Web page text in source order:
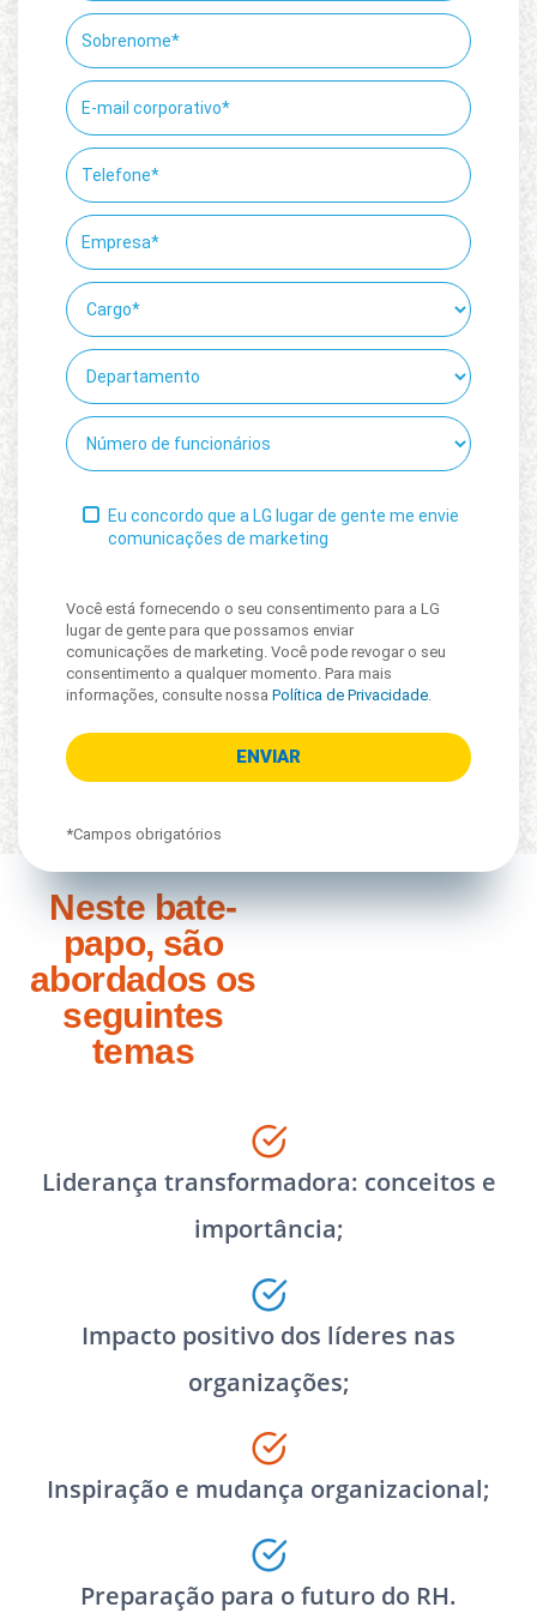
Eu concordo que a LG lugar de gente me envie
comunicações de marketing
Você está fornecendo o seu consentimento para a LG
lugar de gente para que possamos enviar
comunicações de marketing. Você pode revogar o seu
consentimento a qualquer momento. Para mais
informações, consulte nossa Política de Privacidade
*Campos obrigatórios
Neste bate-
papo, são
abordados os
seguintes
temas
Liderança transformadora: conceitos e
importância;
Impacto positivo dos líderes nas
organizações;
Inspiração e mudança organizacional;
Preparação para o futuro do RH.